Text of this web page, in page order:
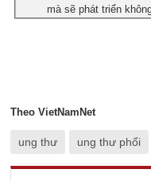
mà sẽ phát triển
Theo VietNamNet
ung thư ung thư phổi